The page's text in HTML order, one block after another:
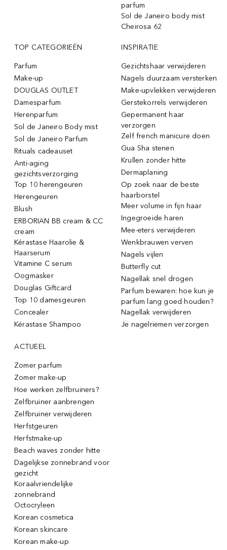
parfum
Sol de Janeiro body mist
Cheirosa 62
TOP CATEGORIEËN
Parfum
Make-up
DOUGLAS OUTLET
Damesparfum
Herenparfum
Sol de Janeiro Body mist
Sol de Janeiro Parfum
Rituals cadeauset
Anti-aging
gezichtsverzorging
Top 10 herengeuren
Herengeuren
Blush
ERBORIAN BB cream & CC
cream
Kérastase Haarolie &
Haarserum
Vitamine C serum
Oogmasker
Douglas Giftcard
Top 10 damesgeuren
Concealer
Kérastase Shampoo
INSPIRATIE
Gezichtshaar verwijderen
Nagels duurzaam versterken
Make-upvlekken verwijderen
Gerstekorrels verwijderen
Gepermanent haar
verzorgen
Zelf french manicure doen
Gua Sha stenen
Krullen zonder hitte
Dermaplaning
Op zoek naar de beste
haarborstel
Meer volume in fijn haar
Ingegroeide haren
Mee-eters verwijderen
Wenkbrauwen verven
Nagels vijlen
Butterfly cut
Nagellak snel drogen
Parfum bewaren: hoe kun je
parfum lang goed houden?
Nagellak verwijderen
Je nagelriemen verzorgen
ACTUEEL
Zomer parfum
Zomer make-up
Hoe werken zelfbruiners?
Zelfbruiner aanbrengen
Zelfbruiner verwijderen
Herfstgeuren
Herfstmake-up
Beach waves zonder hitte
Dagelijkse zonnebrand voor
gezicht
Koraalvriendelijke
zonnebrand
Octocryleen
Korean cosmetica
Korean skincare
Korean make-up